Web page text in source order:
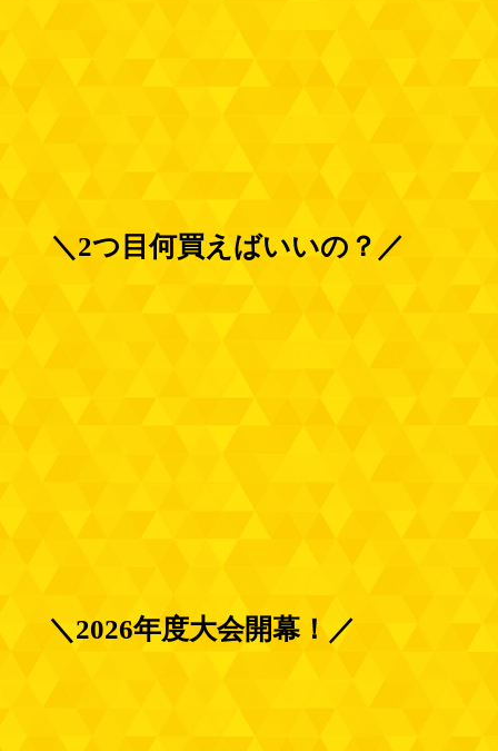
＼2つ目何買えばいいの？／​​
＼2026年度大会開幕！／​​